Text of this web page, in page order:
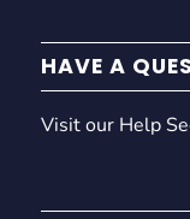
HAVE A
Visit our Help